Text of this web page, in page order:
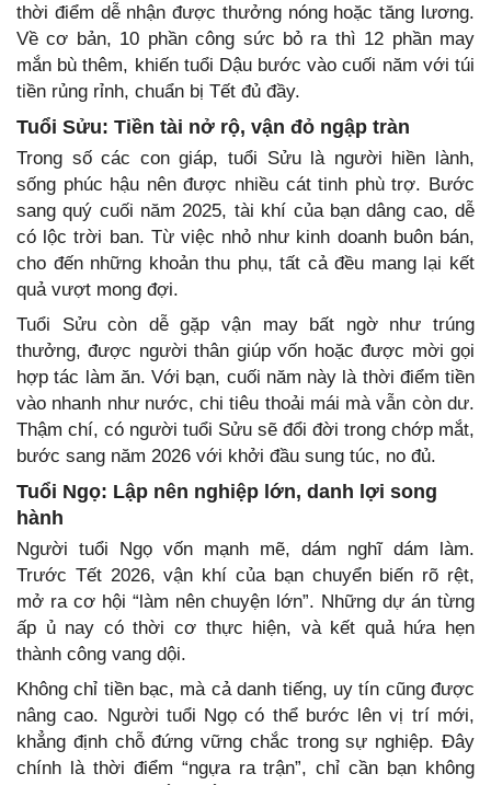
thời điểm dễ nhận được thưởng nóng hoặc tăng lương.
Về cơ bản, 10 phần công sức bỏ ra thì 12 phần may
mắn bù thêm, khiến tuổi Dậu bước vào cuối năm với túi
tiền rủng rỉnh, chuẩn bị Tết đủ đầy.
Tuổi Sửu: Tiền tài nở rộ, vận đỏ ngập tràn
Trong số các con giáp, tuổi Sửu là người hiền lành,
sống phúc hậu nên được nhiều cát tinh phù trợ. Bước
sang quý cuối năm 2025, tài khí của bạn dâng cao, dễ
có lộc trời ban. Từ việc nhỏ như kinh doanh buôn bán,
cho đến những khoản thu phụ, tất cả đều mang lại kết
quả vượt mong đợi.
Tuổi Sửu còn dễ gặp vận may bất ngờ như trúng
thưởng, được người thân giúp vốn hoặc được mời gọi
hợp tác làm ăn. Với bạn, cuối năm này là thời điểm tiền
vào nhanh như nước, chi tiêu thoải mái mà vẫn còn dư.
Thậm chí, có người tuổi Sửu sẽ đổi đời trong chớp mắt,
bước sang năm 2026 với khởi đầu sung túc, no đủ.
Tuổi Ngọ: Lập nên nghiệp lớn, danh lợi song
hành
Người tuổi Ngọ vốn mạnh mẽ, dám nghĩ dám làm.
Trước Tết 2026, vận khí của bạn chuyển biến rõ rệt,
mở ra cơ hội “làm nên chuyện lớn”. Những dự án từng
ấp ủ nay có thời cơ thực hiện, và kết quả hứa hẹn
thành công vang dội.
Không chỉ tiền bạc, mà cả danh tiếng, uy tín cũng được
nâng cao. Người tuổi Ngọ có thể bước lên vị trí mới,
khẳng định chỗ đứng vững chắc trong sự nghiệp. Đây
chính là thời điểm “ngựa ra trận”, chỉ cần bạn không